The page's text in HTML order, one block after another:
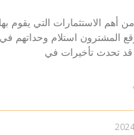
أهم الاستثمارات التي يقوم بها
المشترون استلام وحداتهم
قد تحدث تأخيرات في